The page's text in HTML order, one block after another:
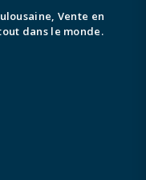
Vente en
dans le monde.